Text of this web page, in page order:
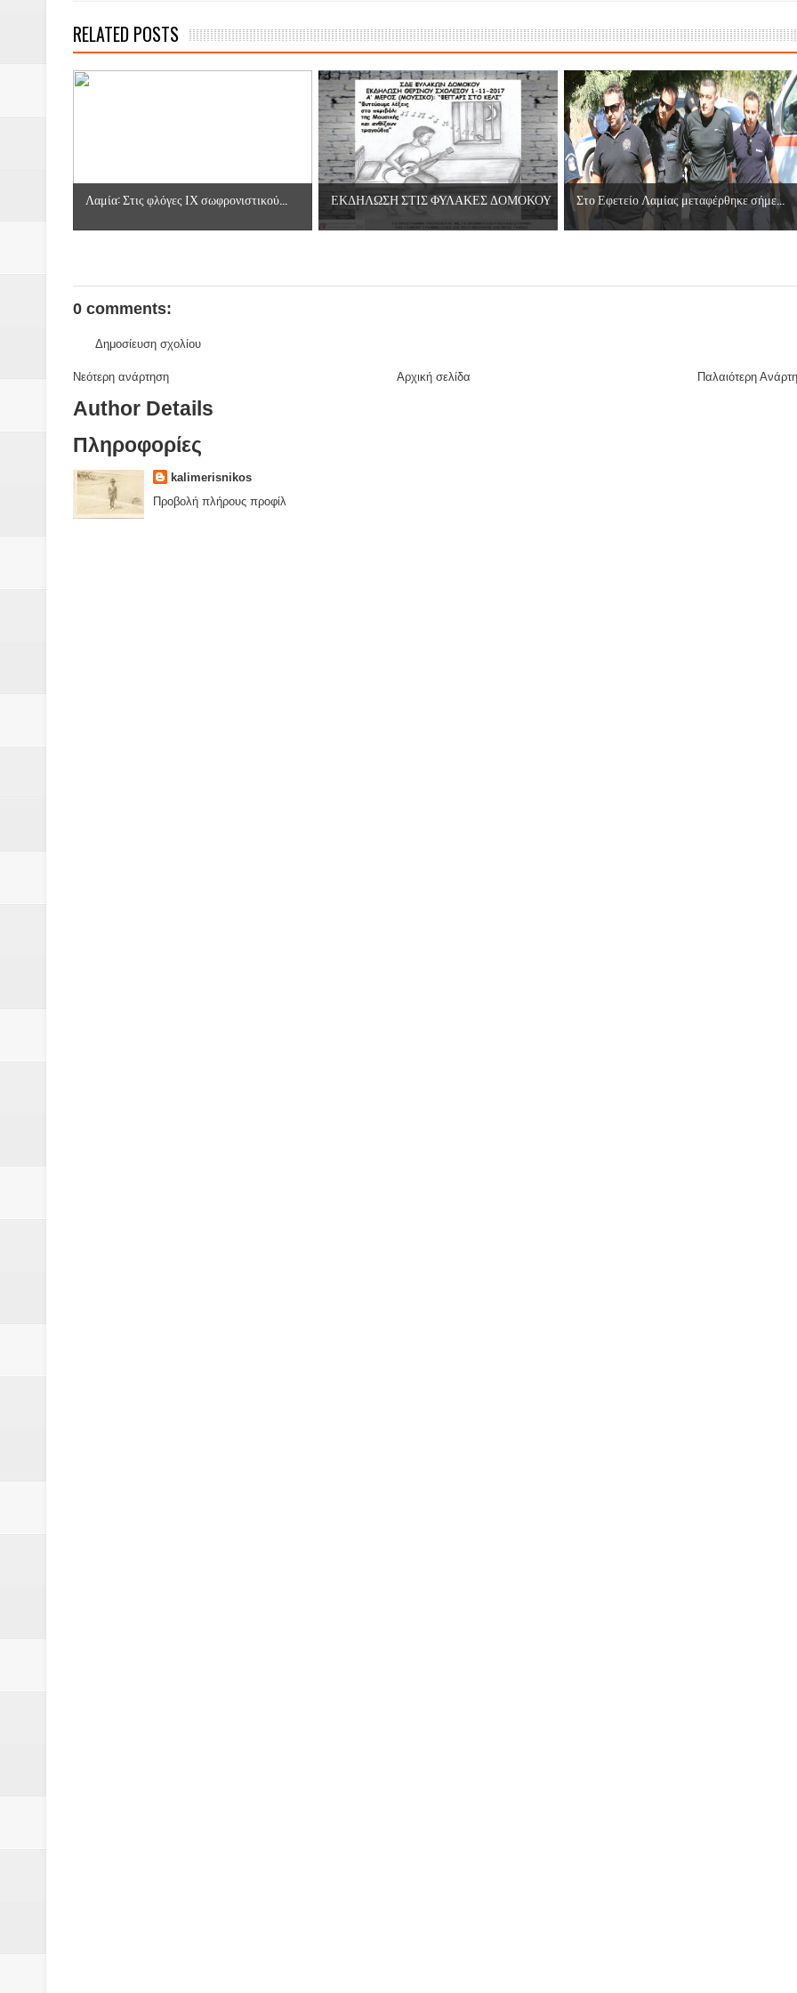
RELATED POSTS
Λαμία: Στις φλόγες ΙΧ σωφρονιστικού... ΕΚΔΗΛΩΣΗ ΣΤΙΣ ΦΥΛΑΚΕΣ ΔΟΜΟΚΟΥ Στο Εφετείο Λαμίας μεταφέρθηκε σήμε...
0 comments:
Δημοσίευση σχολίου
Νεότερη ανάρτηση Παλαιότερη
Αρχική σελίδα
Author Details
Πληροφορίες
kalimerisnikos
Προβολή πλήρους προφίλ